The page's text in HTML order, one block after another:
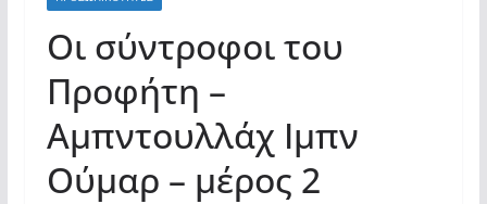
Οι σύντροφοι του
Προφήτη –
Αμπντουλλάχ Ιμπν
Ούμαρ – μέρος 2